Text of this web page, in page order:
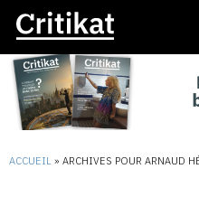
ACCUEIL » ARCHIVES POUR ARNAUD